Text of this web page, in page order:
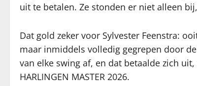
uit te betalen. Ze stonden er niet alleen
Dat gold zeker voor Sylvester Feenstra:
maar inmiddels volledig gegrepen door
van elke swing af, en dat betaalde zich
HARLINGEN MASTER 2026.